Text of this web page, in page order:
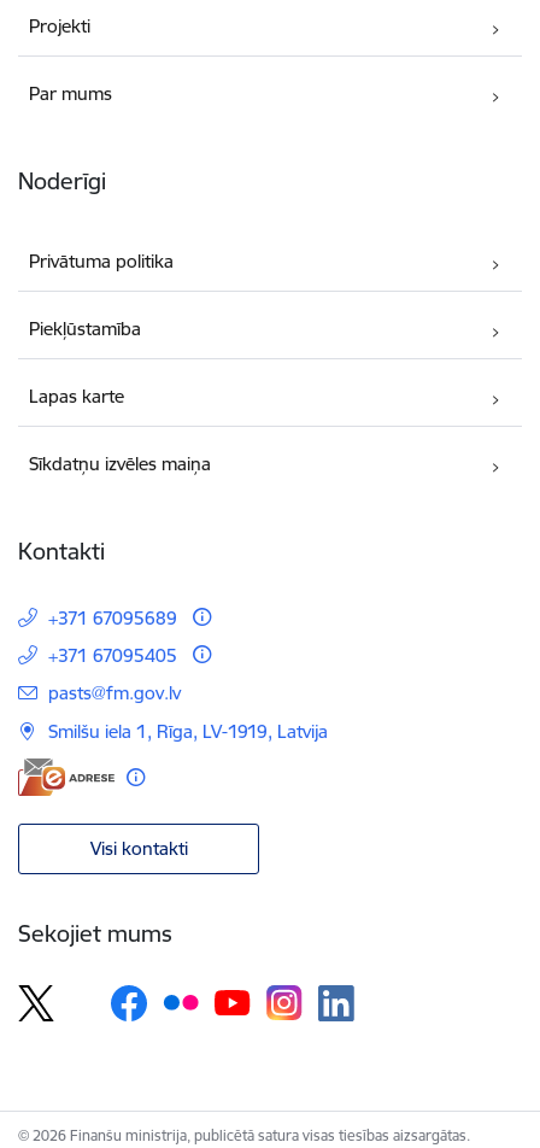
Projekti
Par mums
Noderīgi
Privātuma politika
Piekļūstamība
Lapas karte
Sīkdatņu izvēles maiņa
Kontakti
+371 67095689
+371 67095405
E-pasts:
pasts@fm.gov.lv
Smilšu iela 1, Rīga, LV-1919, Latvija
Visi kontakti
Sekojiet mums
© 2026 Finanšu ministrija, publicētā satura visas tiesības aizsargātas.